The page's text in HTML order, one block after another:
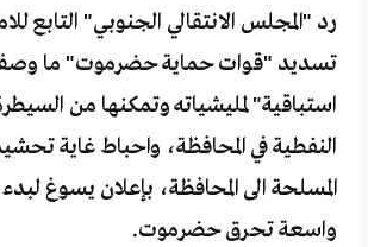
رد "المجلس الانتقالي الجنوبي" التابع
تسديد "قوات حماية حضرموت" ما
استباقية" لمليشياته وتمكنها من
النفطية في المحافظة، واحباط غاية
المسلحة الى المحافظة، بإعلان يسوغ
واسعة تحرق حضرموت.